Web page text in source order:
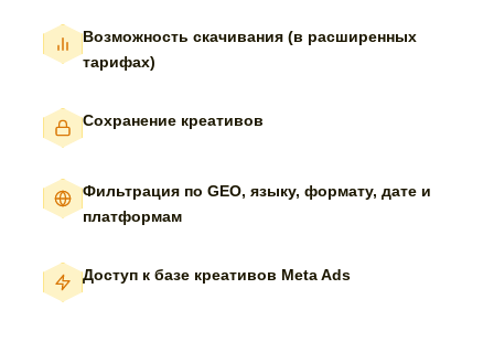
Возможность скачивания (в расширенных
тарифах)
Сохранение креативов
Фильтрация по GEO, языку, формату, дате и
платформам
Доступ к базе креативов Meta Ads